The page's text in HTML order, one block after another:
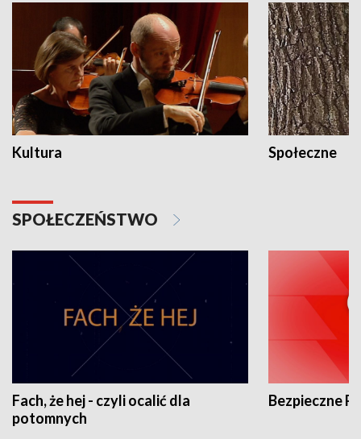
Kultura Społeczne
SPOŁECZEŃSTWO
Fach, że hej - czyli ocalić dla
potomnych
Bezpieczne